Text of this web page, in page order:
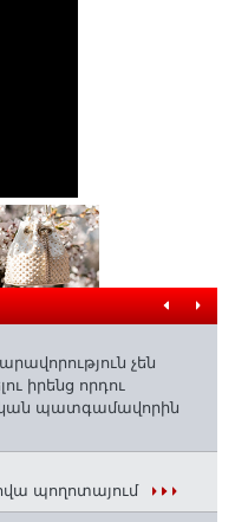
չեն
իրենց որդու
պատգամավորին
պողոտայում